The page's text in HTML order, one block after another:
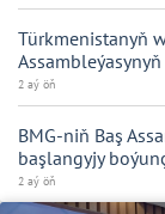
Türkmenistanyň
2 aý öň
BMG-niň Baş
başlangyjy
2 aý öň